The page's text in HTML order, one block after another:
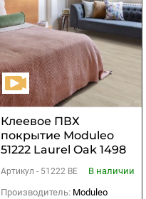
Клеевое ПВХ
покрытие Moduleo
51222 Laurel Oak 1498
Артикул - 51222 BE
В наличии
Производитель: Moduleo